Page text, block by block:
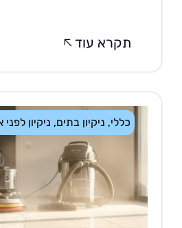
תקרא עוד
ניקיון בתים,ניקיון לפני אכלוס,